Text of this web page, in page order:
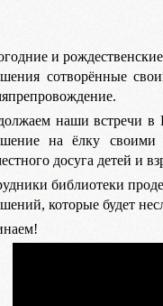
и
сотворённые
наши встречи в
на ёлку своими
досуга детей и
библиотеки
которые будет